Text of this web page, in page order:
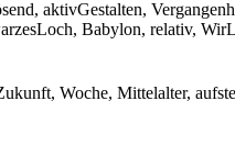
aktivGestalten,
Babylon, relativ,
Woche, Mittelalter,